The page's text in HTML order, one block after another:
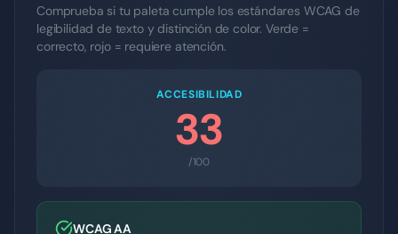
Comprueba si tu paleta cumple los estándares WCAG de
legibilidad de texto y distinción de color. Verde =
correcto, rojo = requiere atención.
ACCESIBILIDAD
33
/100
WCAG AA